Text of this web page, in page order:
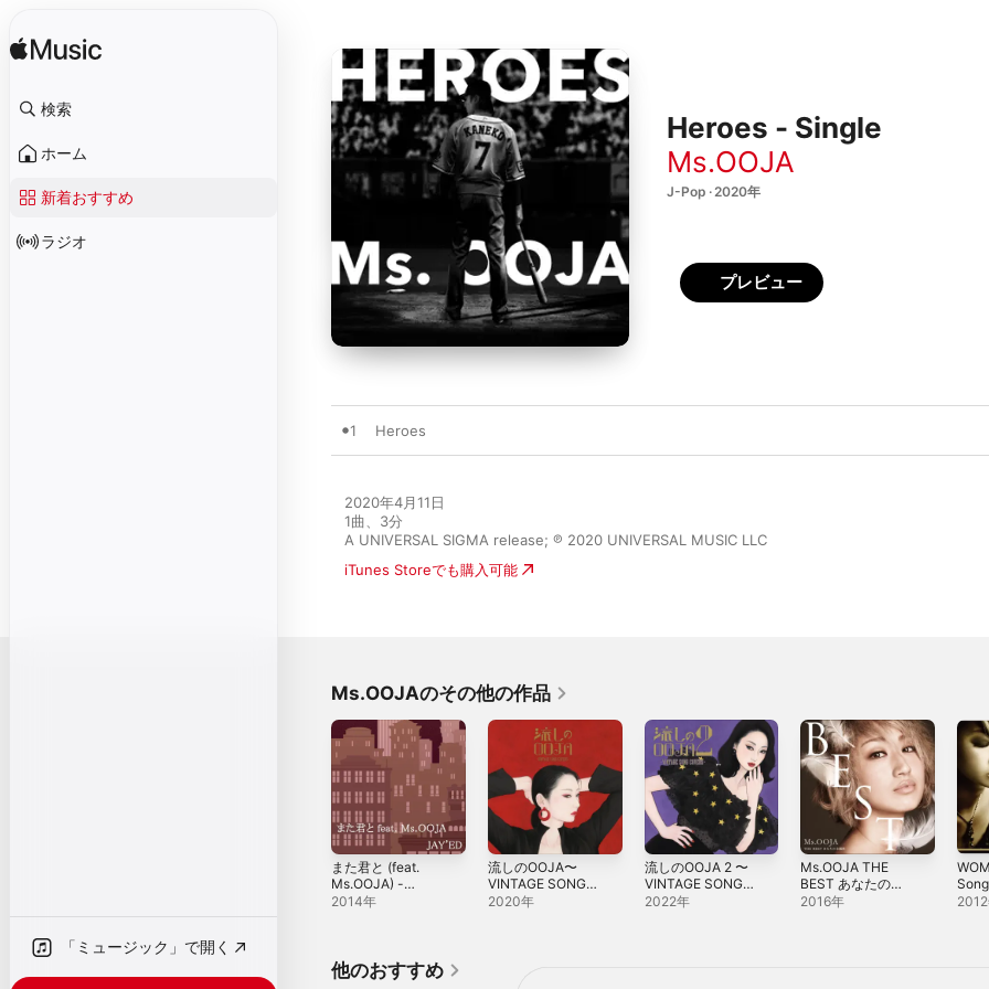
検索
ホーム
新着おすすめ
ラジオ
「ミュージック」で開く
Heroes - Single
Ms.OOJA
J-Pop · 2020年
プレビュー
1 Heroes
2020年4月11日
1曲、3分
A UNIVERSAL SIGMA release; ℗ 2020 UNIVERSAL MUSIC LLC
iTunes Storeでも購入可能
Ms.OOJAのその他の作品
また君と (feat.
Ms.OOJA) -
Single
2014年
流しのOOJA〜
VINTAGE SONG
COVERS〜
2020年
流しのOOJA 2 〜
VINTAGE SONG
COVERS〜
2022年
Ms.OOJA THE
BEST あなたの主
題歌
2016年
他のおすすめ